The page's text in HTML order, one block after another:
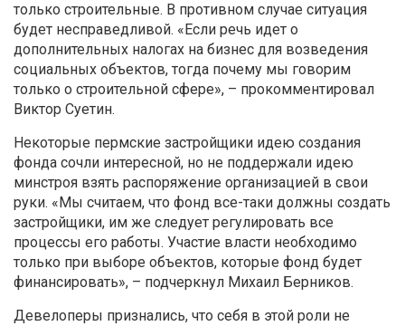
только строительные. В противном случае ситуация
будет несправедливой. «Если речь идет о
дополнительных налогах на бизнес для возведения
социальных объектов, тогда почему мы говорим
только о строительной сфере», – прокомментировал
Виктор Суетин.
Некоторые пермские застройщики идею создания
фонда сочли интересной, но не поддержали идею
минстроя взять распоряжение организацией в свои
руки. «Мы считаем, что фонд все-таки должны создать
застройщики, им же следует регулировать все
процессы его работы. Участие власти необходимо
только при выборе объектов, которые фонд будет
финансировать», – подчеркнул Михаил Берников.
Девелоперы признались, что себя в этой роли не